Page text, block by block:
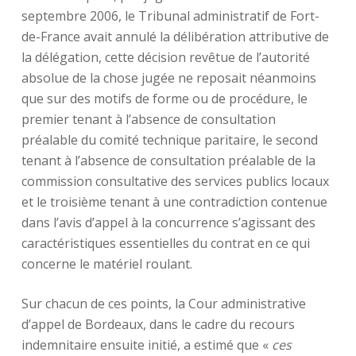
septembre 2006, le Tribunal administratif de Fort-
de-France avait annulé la délibération attributive de
la délégation, cette décision revêtue de l’autorité
absolue de la chose jugée ne reposait néanmoins
que sur des motifs de forme ou de procédure, le
premier tenant à l’absence de consultation
préalable du comité technique paritaire, le second
tenant à l’absence de consultation préalable de la
commission consultative des services publics locaux
et le troisième tenant à une contradiction contenue
dans l’avis d’appel à la concurrence s’agissant des
caractéristiques essentielles du contrat en ce qui
concerne le matériel roulant.
Sur chacun de ces points, la Cour administrative
d’appel de Bordeaux, dans le cadre du recours
indemnitaire ensuite initié, a estimé que « ces